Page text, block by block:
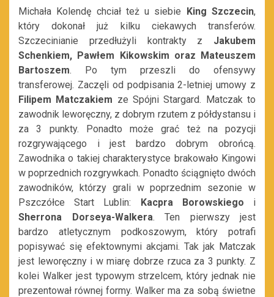
Michała Kolendę chciał też u siebie King Szczecin,
który dokonał już kilku ciekawych transferów.
Szczecinianie przedłużyli kontrakty z Jakubem
Schenkiem, Pawłem Kikowskim oraz Mateuszem
Bartoszem. Po tym przeszli do ofensywy
transferowej. Zaczęli od podpisania 2-letniej umowy z
Filipem Matczakiem ze Spójni Stargard. Matczak to
zawodnik leworęczny, z dobrym rzutem z półdystansu i
za 3 punkty. Ponadto może grać też na pozycji
rozgrywającego i jest bardzo dobrym obrońcą.
Zawodnika o takiej charakterystyce brakowało Kingowi
w poprzednich rozgrywkach. Ponadto ściągnięto dwóch
zawodników, którzy grali w poprzednim sezonie w
Pszczółce Start Lublin: Kacpra Borowskiego i
Sherrona Dorseya-Walkera. Ten pierwszy jest
bardzo atletycznym podkoszowym, który potrafi
popisywać się efektownymi akcjami. Tak jak Matczak
jest leworęczny i w miarę dobrze rzuca za 3 punkty. Z
kolei Walker jest typowym strzelcem, który jednak nie
prezentował równej formy. Walker ma za sobą świetne